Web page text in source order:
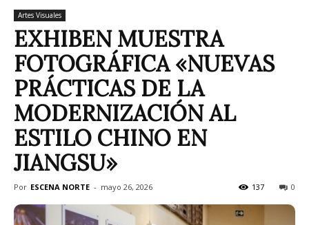
Artes Visuales
EXHIBEN MUESTRA
FOTOGRÁFICA «NUEVAS
PRÁCTICAS DE LA
MODERNIZACIÓN AL
ESTILO CHINO EN
JIANGSU»
Por ESCENA NORTE - mayo 26, 2026 0
137